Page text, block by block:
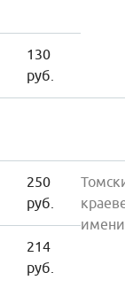
130
руб.
250
руб.
214
руб.